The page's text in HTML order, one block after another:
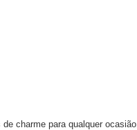
charme para qualquer ocasião.